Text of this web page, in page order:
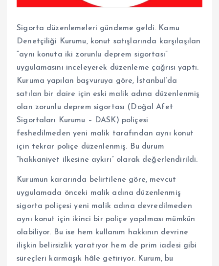
Sigorta düzenlemeleri gündeme geldi. Kamu
Denetçiliği Kurumu, konut satışlarında karşılaşılan
“aynı konuta iki zorunlu deprem sigortası”
uygulamasını inceleyerek düzenleme çağrısı yaptı.
Kuruma yapılan başvuruya göre, İstanbul’da
satılan bir daire için eski malik adına düzenlenmiş
olan zorunlu deprem sigortası (Doğal Afet
Sigortaları Kurumu – DASK) poliçesi
feshedilmeden yeni malik tarafından aynı konut
için tekrar poliçe düzenlenmiş. Bu durum
“hakkaniyet ilkesine aykırı” olarak değerlendirildi.
Kurumun kararında belirtilene göre, mevcut
uygulamada önceki malik adına düzenlenmiş
sigorta poliçesi yeni malik adına devredilmeden
aynı konut için ikinci bir poliçe yapılması mümkün
olabiliyor. Bu ise hem kullanım hakkının devrine
ilişkin belirsizlik yaratıyor hem de prim iadesi gibi
süreçleri karmaşık hâle getiriyor. Kurum, bu